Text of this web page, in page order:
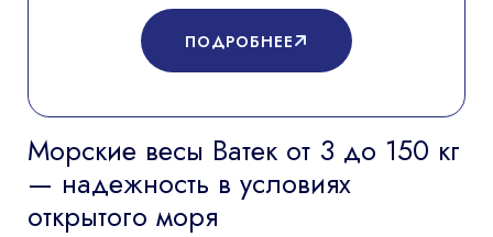
ПОДРОБНЕЕ
Морские весы Ватек от 3 до 150 кг
— надежность в условиях
открытого моря